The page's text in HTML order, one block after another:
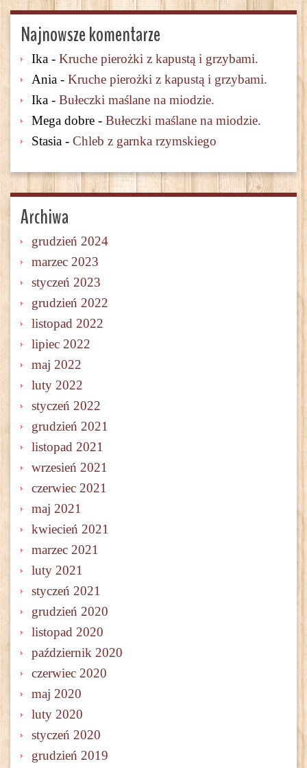
Najnowsze komentarze
Ika - Kruche pierożki z kapustą i grzybami.
Ania - Kruche pierożki z kapustą i grzybami.
Ika - Bułeczki maślane na miodzie.
Mega dobre - Bułeczki maślane na miodzie.
Stasia - Chleb z garnka rzymskiego
Archiwa
grudzień 2024
marzec 2023
styczeń 2023
grudzień 2022
listopad 2022
lipiec 2022
maj 2022
luty 2022
styczeń 2022
grudzień 2021
listopad 2021
wrzesień 2021
czerwiec 2021
maj 2021
kwiecień 2021
marzec 2021
luty 2021
styczeń 2021
grudzień 2020
listopad 2020
październik 2020
czerwiec 2020
maj 2020
luty 2020
styczeń 2020
grudzień 2019